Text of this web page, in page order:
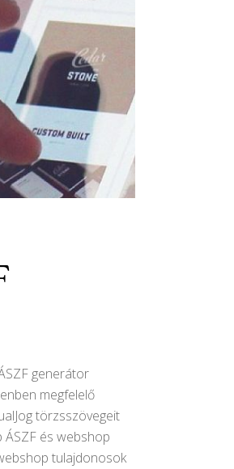
generátor
megfelelő
törzsszövegeit
és webshop
tulajdonosok